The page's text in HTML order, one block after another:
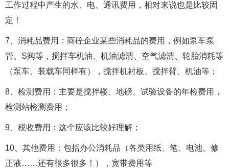
工作过程中产生的水、电、通讯费用，相对来说也是比较固
定！
7、消耗品费用：商砼企业某些消耗品的费用，例如泵车泵
管、S阀等，搅拌车机油、机油滤清、空气滤清、轮胎消耗等
（泵车、装载车同样有），搅拌机衬板、搅拌臂、机油等；
8、检测费用：主要是搅拌楼、地磅、试验设备的年检费用，
检测站检测费用；
9、税收费用：这个应该比较好理解；
10、其他费用：包括办公消耗品（各类用纸、笔、电池、修
正液……还有很多很多！），宽带费用等